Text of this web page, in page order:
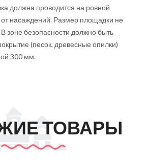
должна проводится на ровной
насаждений. Размер площадки не
зоне безопасности должно быть
(песок, древесные опилки)
300 мм.
ТОВАРЫ